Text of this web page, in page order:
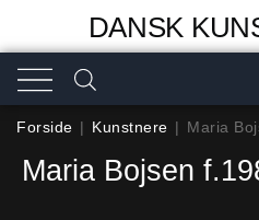
DANSK
Forside | Kunstnere | Maria
Maria Bojsen